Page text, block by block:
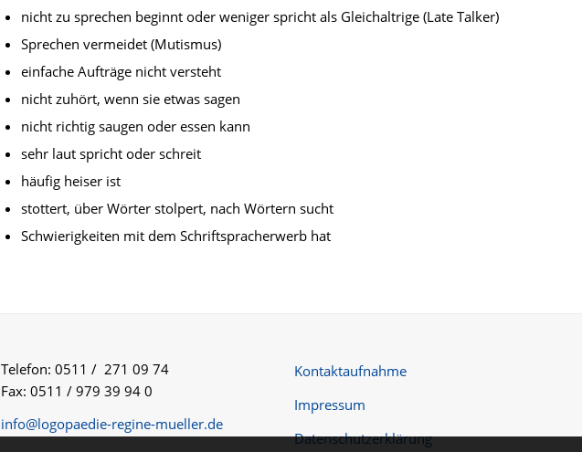
nicht zu sprechen beginnt oder weniger spricht als Gleichaltrige (Late Talker)
Sprechen vermeidet (Mutismus)
einfache Aufträge nicht versteht
nicht zuhört, wenn sie etwas sagen
nicht richtig saugen oder essen kann
sehr laut spricht oder schreit
häufig heiser ist
stottert, über Wörter stolpert, nach Wörtern sucht
Schwierigkeiten mit dem Schriftspracherwerb hat
Telefon: 0511 / 271 09 74
Fax: 0511 / 979 39 94 0
info@logopaedie-regine-mueller.de
Kontaktaufnahme
Impressum
Datenschutzerklärung